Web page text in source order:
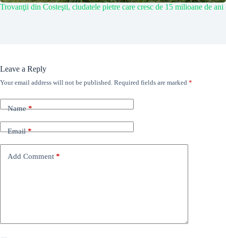
Trovanţii din Costeşti, ciudatele pietre care cresc de 15 milioane de ani
Leave a Reply
Your email address will not be published. Required fields are marked *
Name*
Email*
Add Comment *